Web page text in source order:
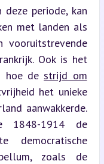
periode, kan
met landen als
Ook is het
hoe de strijd om
het unieke
aanwakkerde.
1848-1914 de
democratische
zoals de